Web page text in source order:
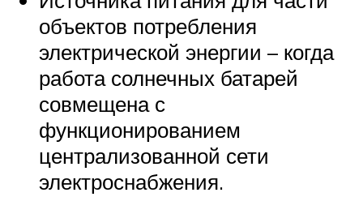
объектов потребления
электрической энергии – когда
работа солнечных батарей
совмещена с
функционированием
централизованной сети
электроснабжения.